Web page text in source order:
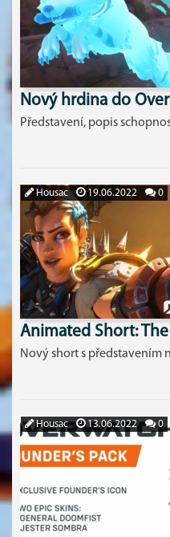
Nový hrdina do
Představení, popis
Housac 19.06.2022 0
Animated Short:
Nový short s představením
Housac 13.06.2022 0